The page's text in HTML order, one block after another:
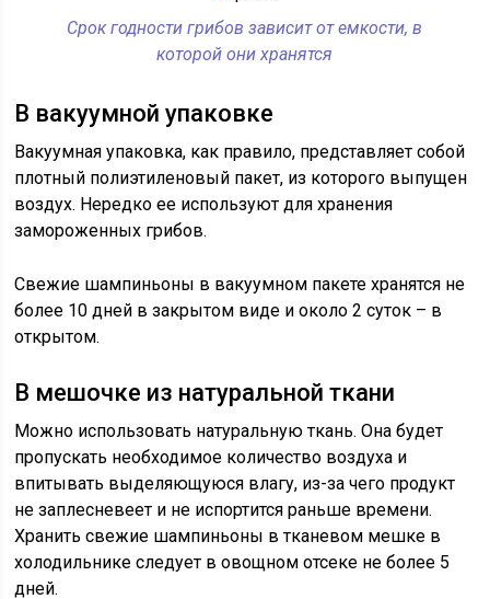
Срок годности грибов зависит от емкости, в
которой они хранятся
В вакуумной упаковке
Вакуумная упаковка, как правило, представляет собой
плотный полиэтиленовый пакет, из которого выпущен
воздух. Нередко ее используют для хранения
замороженных грибов.
Свежие шампиньоны в вакуумном пакете хранятся не
более 10 дней в закрытом виде и около 2 суток – в
открытом.
В мешочке из натуральной ткани
Можно использовать натуральную ткань. Она будет
пропускать необходимое количество воздуха и
впитывать выделяющуюся влагу, из-за чего продукт
не заплесневеет и не испортится раньше времени.
Хранить свежие шампиньоны в тканевом мешке в
холодильнике следует в овощном отсеке не более 5
дней.